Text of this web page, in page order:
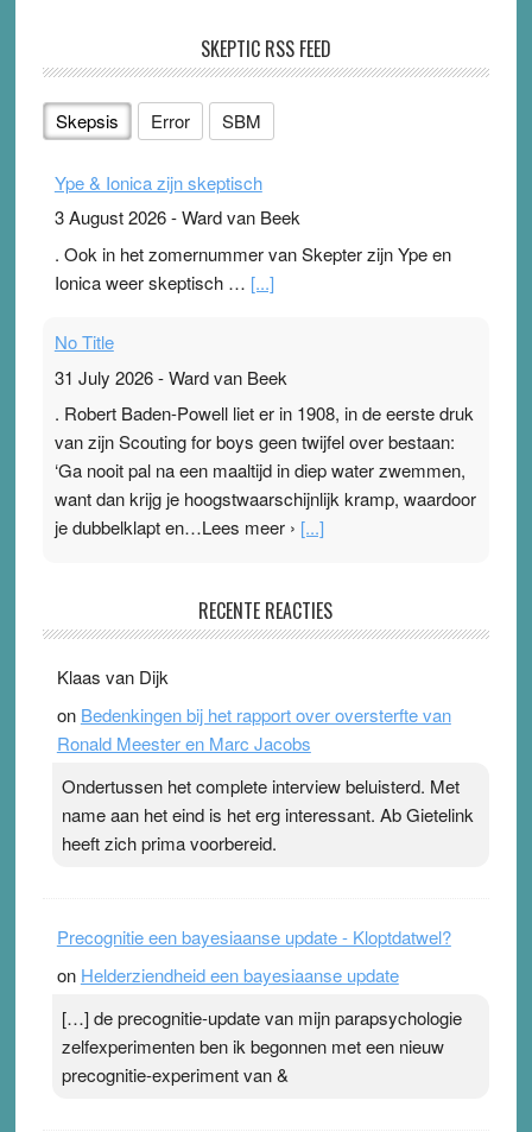
SKEPTIC RSS FEED
Skepsis Error SBM
Ype & Ionica zijn skeptisch
3 August 2026-Ward van Beek
. Ook in het zomernummer van Skepter zijn Ype en
Ionica weer skeptisch … [...]
No Title
31 July 2026-Ward van Beek
. Robert Baden-Powell liet er in 1908, in de eerste druk
van zijn Scouting for boys geen twijfel over bestaan:
‘Ga nooit pal na een maaltijd in diep water zwemmen,
want dan krijg je hoogstwaarschijnlijk kramp, waardoor
je dubbelklapt en…Lees meer › [...]
Ward van Beek
topsporters. Ze hopen ermee hun hartslag te verlagen
terwijl ze meer zuurstof opnemen. Daarop heeft zo’n
pleister geen effect. Maar het gevoel ‘makkelijker te
Pleisterplakkers in de topspsort ›[...]
RECENTE REACTIES
Klaas van Dijk
on Bedenkingen bij het rapport over oversterfte van
Ronald Meester en Marc Jacobs
Ondertussen het complete interview beluisterd. Met
name aan het eind is het erg interessant. Ab Gietelink
heeft zich prima voorbereid.
Precognitie een bayesiaanse update - Kloptdatwel?
on Helderziendheid een bayesiaanse update
[…] de precognitie-update van mijn parapsychologie
zelfexperimenten ben ik begonnen met een nieuw
precognitie-experiment van &